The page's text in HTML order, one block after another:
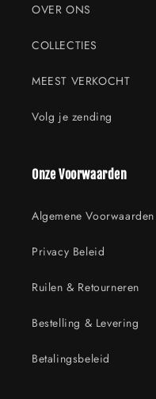
OVER ONS
COLLECTIES
MEEST VERKOCHT
Volg je zending
Onze Voorwaarden
Algemene Voorwaarden
Privacy Beleid
Ruilen & Retourneren
Bestelling & Levering
Betalingsbeleid